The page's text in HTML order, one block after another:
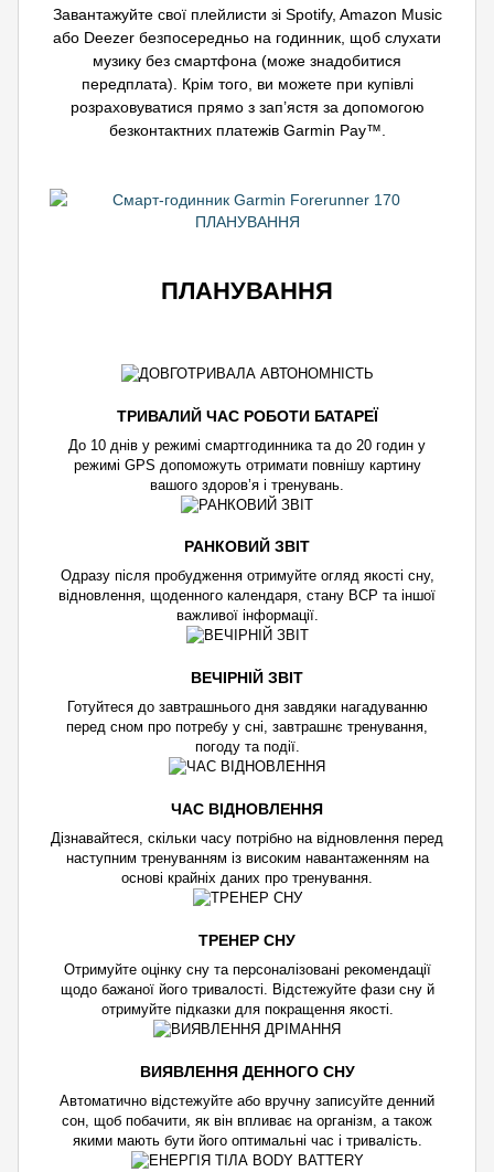
Завантажуйте свої плейлисти зі Spotify, Amazon Music
або Deezer безпосередньо на годинник, щоб слухати
музику без смартфона (може знадобитися
передплата). Крім того, ви можете при купівлі
розраховуватися прямо з зап’ястя за допомогою
безконтактних платежів Garmin Pay™.
ПЛАНУВАННЯ
ТРИВАЛИЙ ЧАС РОБОТИ БАТАРЕЇ
До 10 днів у режимі смартгодинника та до 20 годин у
режимі GPS допоможуть отримати повнішу картину
вашого здоров’я і тренувань.
РАНКОВИЙ ЗВІТ
Одразу після пробудження отримуйте огляд якості сну,
відновлення, щоденного календаря, стану ВСР та іншої
важливої інформації.
ВЕЧІРНІЙ ЗВІТ
Готуйтеся до завтрашнього дня завдяки нагадуванню
перед сном про потребу у сні, завтрашнє тренування,
погоду та події.
ЧАС ВІДНОВЛЕННЯ
Дізнавайтеся, скільки часу потрібно на відновлення перед
наступним тренуванням із високим навантаженням на
основі крайніх даних про тренування.
ТРЕНЕР СНУ
Отримуйте оцінку сну та персоналізовані рекомендації
щодо бажаної його тривалості. Відстежуйте фази сну й
отримуйте підказки для покращення якості.
ВИЯВЛЕННЯ ДЕННОГО СНУ
Автоматично відстежуйте або вручну записуйте денний
сон, щоб побачити, як він впливає на організм, а також
якими мають бути його оптимальні час і тривалість.